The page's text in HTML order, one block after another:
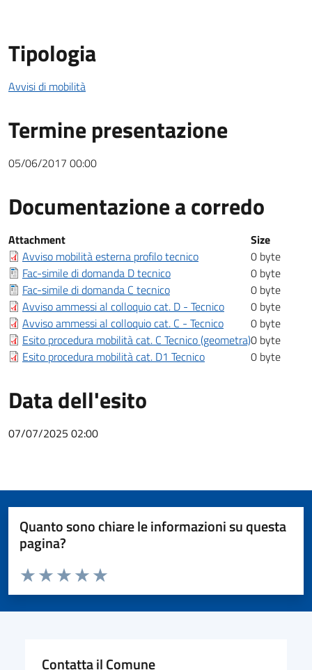
Tipologia
Avvisi di mobilità
Termine presentazione
05/06/2017 00:00
Documentazione a corredo
Documentazione a corredo
Attachment
Size
Avviso mobilità esterna profilo tecnico
0 byte
Fac-simile di domanda D tecnico
0 byte
Fac-simile di domanda C tecnico
0 byte
Avviso ammessi al colloquio cat. D - Tecnico
0 byte
Avviso ammessi al colloquio cat. C - Tecnico
0 byte
Esito procedura mobilità cat. C Tecnico (geometra)0 byte
Esito procedura mobilità cat. D1 Tecnico
0 byte
Data dell'esito
07/07/2025 02:00
Quanto sono chiare le informazioni su questa
pagina?
Valuta da 1 a 5 stelle la pagina
Valuta 5 stelle su 5
Valuta 4 stelle su 5
Valuta 3 stelle su 5
Valuta 2 stelle su 5
Valuta 1 stelle su 5
Contatta il Comune